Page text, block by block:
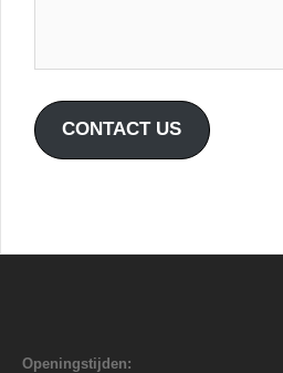
CONTACT US
Openingstijden: